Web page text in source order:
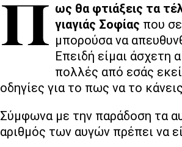
Πως θα φτιάξεις τα
γιαγιάς Σοφίας που
μπορούσα να
Επειδή είμαι άσχετη
πολλές από εσάς εκεί
οδηγίες για το πως να το
Σύμφωνα με την παράδοση τα
αριθμός των αυγών πρέπει να